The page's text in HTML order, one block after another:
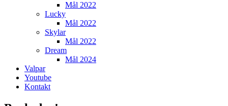
Mål 2022
Lucky
Mål 2022
Skylar
Mål 2022
Dream
Mål 2024
Valpar
Youtube
Kontakt